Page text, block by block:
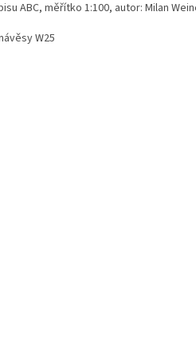
ABC, měřítko 1:100, autor: Milan
W25